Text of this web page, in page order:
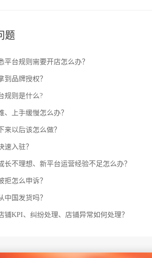
题
平台规则需要开店怎么办？
到品牌授权？
规则是什么?
、上手缓慢怎么办？
来以后该怎么做？
速入驻？
长不理想、新平台运营经验不足怎么办？
拒怎么申诉？
中国发货吗？
铺KPI、纠纷处理、店铺异常如何处理？